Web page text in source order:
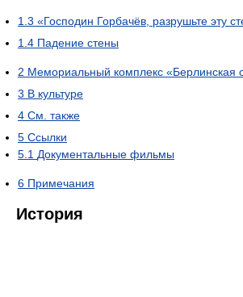
1.3 «Господин Горбачёв, разрушьте эту
1.4 Падение стены
2 Мемориальный комплекс «Берлинская
3 В культуре
4 См. также
5 Ссылки
5.1 Документальные фильмы
6 Примечания
История